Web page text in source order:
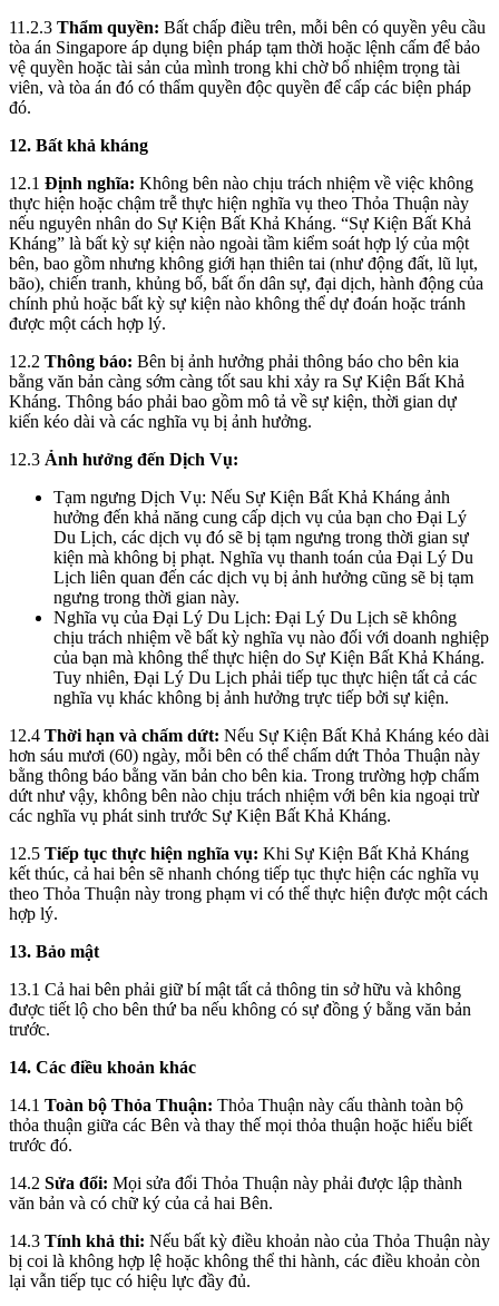
11.2.3 Thẩm quyền: Bất chấp điều trên, mỗi bên có quyền yêu cầu
tòa án Singapore áp dụng biện pháp tạm thời hoặc lệnh cấm để bảo
vệ quyền hoặc tài sản của mình trong khi chờ bổ nhiệm trọng tài
viên, và tòa án đó có thẩm quyền độc quyền để cấp các biện pháp
đó.
12. Bất khả kháng
12.1 Định nghĩa: Không bên nào chịu trách nhiệm về việc không
thực hiện hoặc chậm trễ thực hiện nghĩa vụ theo Thỏa Thuận này
nếu nguyên nhân do Sự Kiện Bất Khả Kháng. “Sự Kiện Bất Khả
Kháng” là bất kỳ sự kiện nào ngoài tầm kiểm soát hợp lý của một
bên, bao gồm nhưng không giới hạn thiên tai (như động đất, lũ lụt,
bão), chiến tranh, khủng bố, bất ổn dân sự, đại dịch, hành động của
chính phủ hoặc bất kỳ sự kiện nào không thể dự đoán hoặc tránh
được một cách hợp lý.
12.2 Thông báo: Bên bị ảnh hưởng phải thông báo cho bên kia
bằng văn bản càng sớm càng tốt sau khi xảy ra Sự Kiện Bất Khả
Kháng. Thông báo phải bao gồm mô tả về sự kiện, thời gian dự
kiến kéo dài và các nghĩa vụ bị ảnh hưởng.
12.3 Ảnh hưởng đến Dịch Vụ:
Tạm ngưng Dịch Vụ: Nếu Sự Kiện Bất Khả Kháng ảnh
hưởng đến khả năng cung cấp dịch vụ của bạn cho Đại Lý
Du Lịch, các dịch vụ đó sẽ bị tạm ngưng trong thời gian sự
kiện mà không bị phạt. Nghĩa vụ thanh toán của Đại Lý Du
Lịch liên quan đến các dịch vụ bị ảnh hưởng cũng sẽ bị tạm
ngưng trong thời gian này.
Nghĩa vụ của Đại Lý Du Lịch: Đại Lý Du Lịch sẽ không
chịu trách nhiệm về bất kỳ nghĩa vụ nào đối với doanh nghiệp
của bạn mà không thể thực hiện do Sự Kiện Bất Khả Kháng.
Tuy nhiên, Đại Lý Du Lịch phải tiếp tục thực hiện tất cả các
nghĩa vụ khác không bị ảnh hưởng trực tiếp bởi sự kiện.
12.4 Thời hạn và chấm dứt: Nếu Sự Kiện Bất Khả Kháng kéo dài
hơn sáu mươi (60) ngày, mỗi bên có thể chấm dứt Thỏa Thuận này
bằng thông báo bằng văn bản cho bên kia. Trong trường hợp chấm
dứt như vậy, không bên nào chịu trách nhiệm với bên kia ngoại trừ
các nghĩa vụ phát sinh trước Sự Kiện Bất Khả Kháng.
12.5 Tiếp tục thực hiện nghĩa vụ: Khi Sự Kiện Bất Khả Kháng
kết thúc, cả hai bên sẽ nhanh chóng tiếp tục thực hiện các nghĩa vụ
theo Thỏa Thuận này trong phạm vi có thể thực hiện được một cách
hợp lý.
13. Bảo mật
13.1 Cả hai bên phải giữ bí mật tất cả thông tin sở hữu và không
được tiết lộ cho bên thứ ba nếu không có sự đồng ý bằng văn bản
trước.
14. Các điều khoản khác
14.1 Toàn bộ Thỏa Thuận: Thỏa Thuận này cấu thành toàn bộ
thỏa thuận giữa các Bên và thay thế mọi thỏa thuận hoặc hiểu biết
trước đó.
14.2 Sửa đổi: Mọi sửa đổi Thỏa Thuận này phải được lập thành
văn bản và có chữ ký của cả hai Bên.
14.3 Tính khả thi: Nếu bất kỳ điều khoản nào của Thỏa Thuận này
bị coi là không hợp lệ hoặc không thể thi hành, các điều khoản còn
lại vẫn tiếp tục có hiệu lực đầy đủ.